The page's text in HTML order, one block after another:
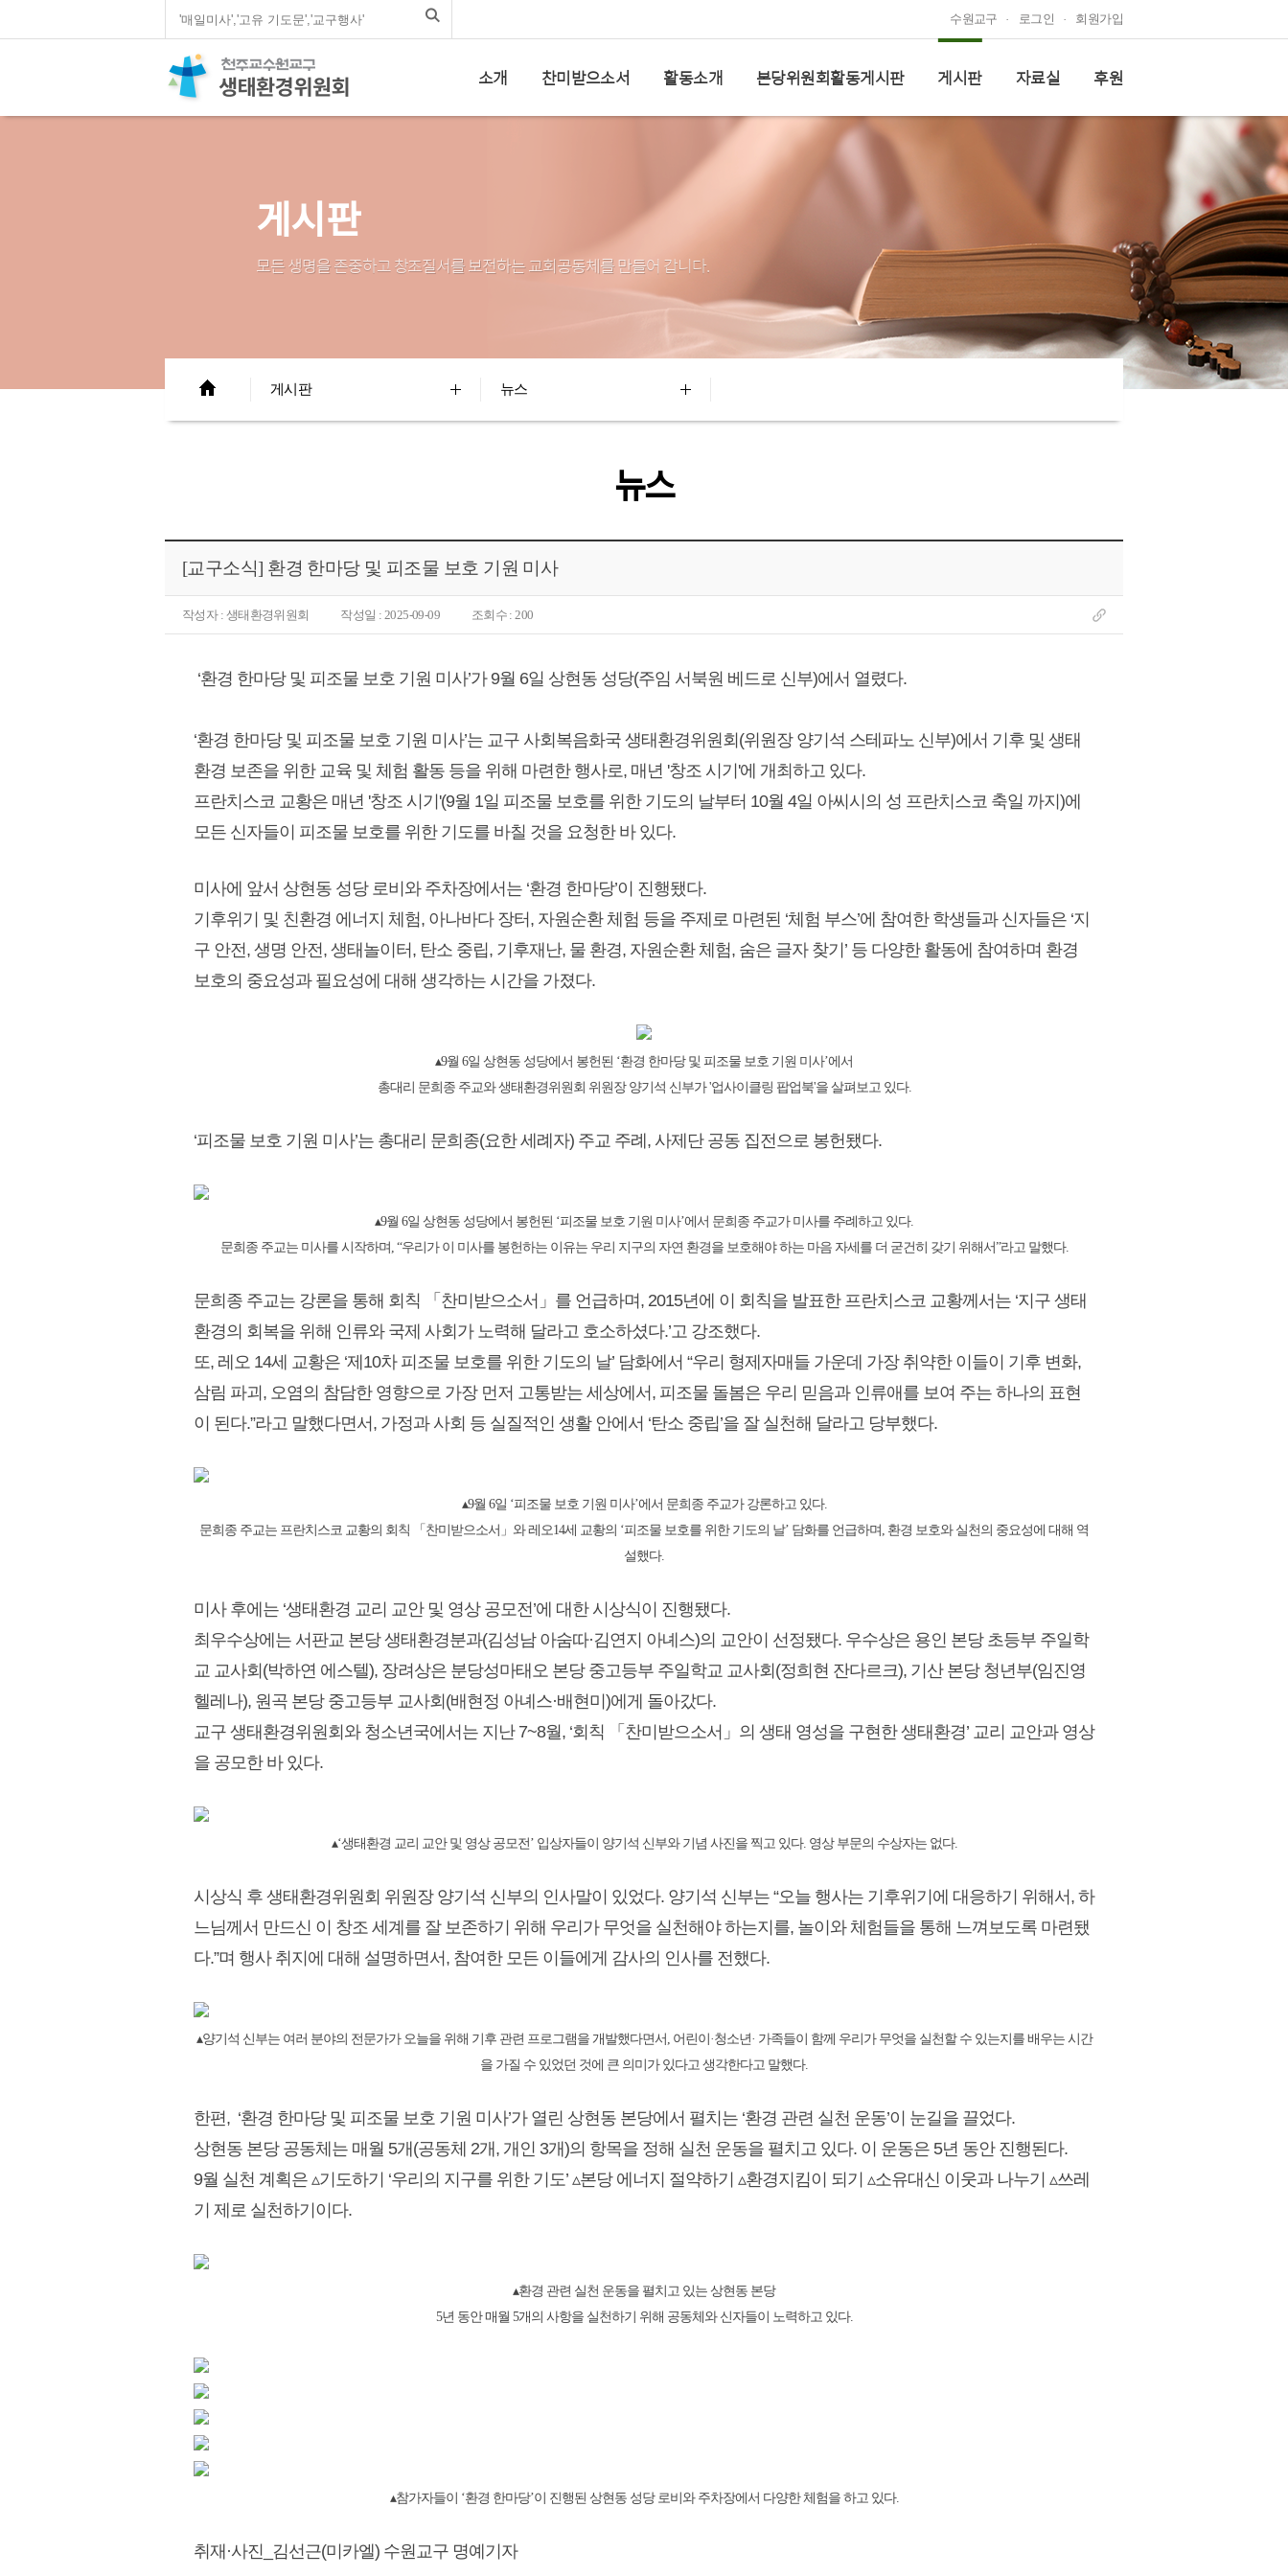
수원교구 로그인 회원가입
소개
오시는길
찬미받으소서
생활실천봉헌
활동소개
연대활동
본당위원회활동게시판 게시판
활동소식
자료실
주일학교 교안
후원
후원안내
게시판
모든 생명을 존중하고 창조질서를 보전하는 교회공동체를 만들어 갑니다.
게시판 뉴스
뉴스
[교구소식] 환경 한마당 및 피조물 보호 기원 미사
작성자 : 생태환경위원회 작성일 : 2025-09-09 조회수 : 200
‘환경 한마당 및 피조물 보호 기원 미사’가 9월 6일 상현동 성당(주임 서북원 베드로 신부)에서 열렸다.
‘환경 한마당 및 피조물 보호 기원 미사’는 교구 사회복음화국 생태환경위원회(위원장 양기석 스테파노 신부)에서 기후 및 생태
환경 보존을 위한 교육 및 체험 활동 등을 위해 마련한 행사로, 매년 '창조 시기'에 개최하고 있다.
프란치스코 교황은 매년 '창조 시기'(9월 1일 피조물 보호를 위한 기도의 날부터 10월 4일 아씨시의 성 프란치스코 축일 까지)에
모든 신자들이 피조물 보호를 위한 기도를 바칠 것을 요청한 바 있다.
미사에 앞서 상현동 성당 로비와 주차장에서는 ‘환경 한마당’이 진행됐다.
기후위기 및 친환경 에너지 체험, 아나바다 장터, 자원순환 체험 등을 주제로 마련된 ‘체험 부스’에 참여한 학생들과 신자들은 ‘지
구 안전, 생명 안전, 생태놀이터, 탄소 중립, 기후재난, 물 환경, 자원순환 체험, 숨은 글자 찾기’ 등 다양한 활동에 참여하며 환경
보호의 중요성과 필요성에 대해 생각하는 시간을 가졌다.
▴9월 6일 상현동 성당에서 봉헌된 ‘환경 한마당 및 피조물 보호 기원 미사’에서
총대리 문희종 주교와 생태환경위원회 위원장 양기석 신부가 '업사이클링 팝업북'을 살펴보고 있다.
‘피조물 보호 기원 미사’는 총대리 문희종(요한 세례자) 주교 주례, 사제단 공동 집전으로 봉헌됐다.
▴9월 6일 상현동 성당에서 봉헌된 ‘피조물 보호 기원 미사’에서 문희종 주교가 미사를 주례하고 있다.
문희종 주교는 미사를 시작하며, “우리가 이 미사를 봉헌하는 이유는 우리 지구의 자연 환경을 보호해야 하는 마음 자세를 더 굳건히 갖기 위해서”라고 말했다.
문희종 주교는 강론을 통해 회칙 「찬미받으소서」를 언급하며, 2015년에 이 회칙을 발표한 프란치스코 교황께서는 ‘지구 생태
환경의 회복을 위해 인류와 국제 사회가 노력해 달라고 호소하셨다.’고 강조했다.
또, 레오 14세 교황은 ‘제10차 피조물 보호를 위한 기도의 날’ 담화에서 “우리 형제자매들 가운데 가장 취약한 이들이 기후 변화,
삼림 파괴, 오염의 참담한 영향으로 가장 먼저 고통받는 세상에서, 피조물 돌봄은 우리 믿음과 인류애를 보여 주는 하나의 표현
이 된다.”라고 말했다면서, 가정과 사회 등 실질적인 생활 안에서 ‘탄소 중립’을 잘 실천해 달라고 당부했다.
▴9월 6일 ‘피조물 보호 기원 미사’에서 문희종 주교가 강론하고 있다.
문희종 주교는 프란치스코 교황의 회칙 「찬미받으소서」와 레오14세 교황의 ‘피조물 보호를 위한 기도의 날’ 담화를 언급하며, 환경 보호와 실천의 중요성에 대해 역
설했다.
미사 후에는 ‘생태환경 교리 교안 및 영상 공모전’에 대한 시상식이 진행됐다.
최우수상에는 서판교 본당 생태환경분과(김성남 아숨따·김연지 아녜스)의 교안이 선정됐다. 우수상은 용인 본당 초등부 주일학
교 교사회(박하연 에스텔), 장려상은 분당성마태오 본당 중고등부 주일학교 교사회(정희현 잔다르크), 기산 본당 청년부(임진영
헬레나), 원곡 본당 중고등부 교사회(배현정 아녜스·배현미)에게 돌아갔다.
교구 생태환경위원회와 청소년국에서는 지난 7~8월, ‘회칙 「찬미받으소서」의 생태 영성을 구현한 생태환경’ 교리 교안과 영상
을 공모한 바 있다.
▴‘생태환경 교리 교안 및 영상 공모전’ 입상자들이 양기석 신부와 기념 사진을 찍고 있다. 영상 부문의 수상자는 없다.
시상식 후 생태환경위원회 위원장 양기석 신부의 인사말이 있었다. 양기석 신부는 “오늘 행사는 기후위기에 대응하기 위해서, 하
느님께서 만드신 이 창조 세계를 잘 보존하기 위해 우리가 무엇을 실천해야 하는지를, 놀이와 체험들을 통해 느껴보도록 마련됐
다.”며 행사 취지에 대해 설명하면서, 참여한 모든 이들에게 감사의 인사를 전했다.
▴양기석 신부는 여러 분야의 전문가가 오늘을 위해 기후 관련 프로그램을 개발했다면서, 어린이·청소년· 가족들이 함께 우리가 무엇을 실천할 수 있는지를 배우는 시간
을 가질 수 있었던 것에 큰 의미가 있다고 생각한다고 말했다.
한편, ‘환경 한마당 및 피조물 보호 기원 미사’가열린 상현동 본당에서 펼치는 ‘환경 관련 실천 운동’이 눈길을 끌었다.
상현동 본당 공동체는 매월 5개(공동체 2개, 개인 3개)의 항목을 정해 실천 운동을 펼치고 있다. 이 운동은 5년 동안 진행된다.
9월 실천 계획은 ▵기도하기 ‘우리의 지구를 위한 기도’ ▵본당 에너지 절약하기 ▵환경지킴이 되기 ▵소유대신 이웃과 나누기 ▵쓰레
기 제로 실천하기이다.
▴환경 관련 실천 운동을 펼치고 있는 상현동 본당
5년 동안 매월 5개의 사항을 실천하기 위해 공동체와 신자들이 노력하고 있다.
▴참가자들이 ‘환경 한마당’이 진행된 상현동 성당 로비와 주차장에서 다양한 체험을 하고 있다.
취재·사진_김선근(미카엘) 수원교구 명예기자